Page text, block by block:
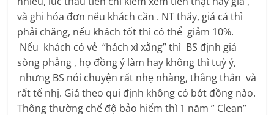
và ghi hóa đơn nếu khách cần . NT thấy, giá cả thì
phải chăng, nếu khách tốt thì có thể giảm 10%.
Nếu khách có vẻ “hách xì xằng” thì BS định giá
sòng phẳng , họ đồng ý làm hay không thì tuỳ ý,
nhưng BS nói chuyện rất nhẹ nhàng, thẳng thắn và
rất tế nhị. Giá theo qui định không có bớt đồng nào.
Thông thường chế độ bảo hiểm thì 1 năm ” Clean”